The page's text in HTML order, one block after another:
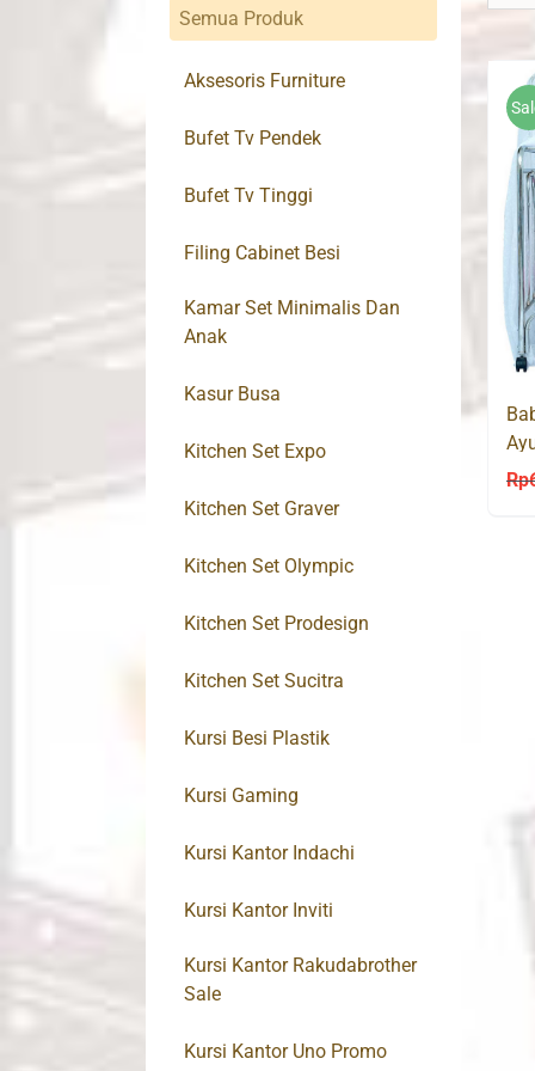
Rp
Semua Produk
Aksesoris Furniture
Bufet Tv Pendek
Bufet Tv Tinggi
Filing Cabinet Besi
Kamar Set Minimalis Dan
Anak
Kasur Busa
Kitchen Set Expo
Kitchen Set Graver
Kitchen Set Olympic
Kitchen Set Prodesign
Kitchen Set Sucitra
Kursi Besi Plastik
Kursi Gaming
Kursi Kantor Indachi
Kursi Kantor Inviti
Kursi Kantor Rakudabrother
Sale
Kursi Kantor Uno Promo